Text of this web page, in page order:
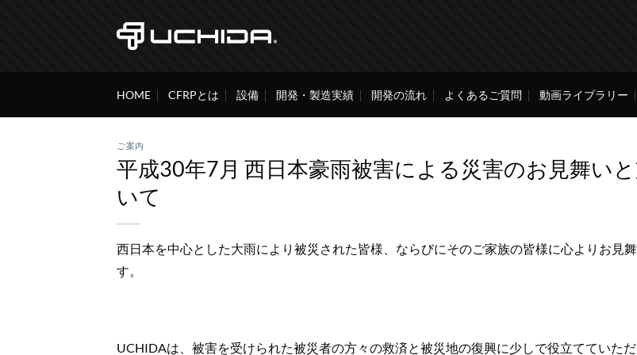
HOME CFRPとは 設備 開発・製造実績 開発の流れ よくあるご質問 動画ライブラリー
ご案内
平成30年7月 西日本豪雨被害による災害のお見舞い
いて
西日本を中心とした大雨により被災された皆様、ならびにそのご家族の皆様に心よりお見
す。
UCHIDAは、被害を受けられた被災者の方々の救済と被災地の復興に少しで役立てていた